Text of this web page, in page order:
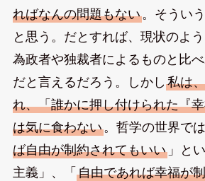
ればなんの問題もない。そうい
と思う。だとすれば、現状のよう
為政者や独裁者によるものと比
だと言えるだろう。しかし 私は
れ、「誰かに押し付けられた『
は気に食わない。哲学の世界で
ば自由が制約されてもいい」と
主義」、「 自由であれば幸福が